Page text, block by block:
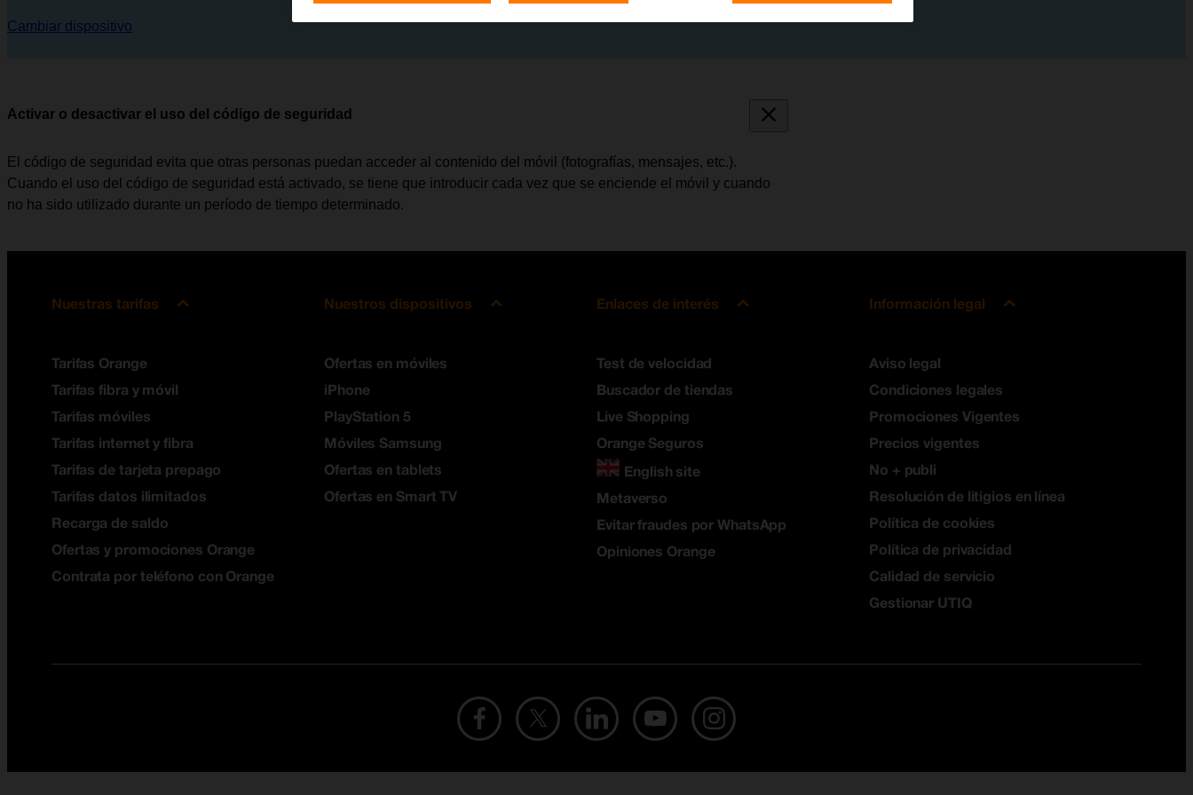
Cambiar dispositivo
Activar o desactivar el uso del código de seguridad
El código de seguridad evita que otras personas puedan acceder al contenido del móvil (fotografías, mensajes, etc.).
Cuando el uso del código de seguridad está activado, se tiene que introducir cada vez que se enciende el móvil y cuando
no ha sido utilizado durante un período de tiempo determinado.
Nuestras tarifas
Tarifas Orange
Tarifas fibra y móvil
Tarifas móviles
Tarifas internet y fibra
Tarifas de tarjeta prepago
Tarifas datos ilimitados
Recarga de saldo
Ofertas y promociones Orange
Contrata por teléfono con Orange
Nuestros dispositivos
Ofertas en móviles
iPhone
PlayStation 5
Móviles Samsung
Ofertas en tablets
Ofertas en Smart TV
Enlaces de interés
Test de velocidad
Buscador de tiendas
Live Shopping
Orange Seguros
English site
Metaverso
Evitar fraudes por WhatsApp
Opiniones Orange
Información legal
Aviso legal
Condiciones legales
Promociones Vigentes
Precios vigentes
No + publi
Resolución de litigios en línea
Política de cookies
Política de privacidad
Calidad de servicio
Gestionar UTIQ